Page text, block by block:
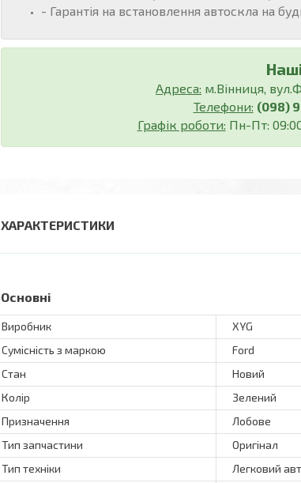
- Гарантія на встановлення автоскла на
Адреса: м.Вінниця,
Телефони: (098)
Графік роботи: Пн-Пт:
ХАРАКТЕРИСТИКИ
Основні
Виробник
XYG
Сумісність з маркою
Ford
Стан
Новий
Колір
Зелений
Призначення
Лобове
Тип запчастини
Оригінал
Тип техніки
Легковий